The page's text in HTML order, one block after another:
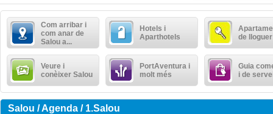
Com arribar i
com anar de
Salou a...
Hotels i
Aparthotels
de lloguer
Veure i
conèixer Salou
PortAventura i
molt més
Guia
i de
Salou / Agenda / 1.Salou